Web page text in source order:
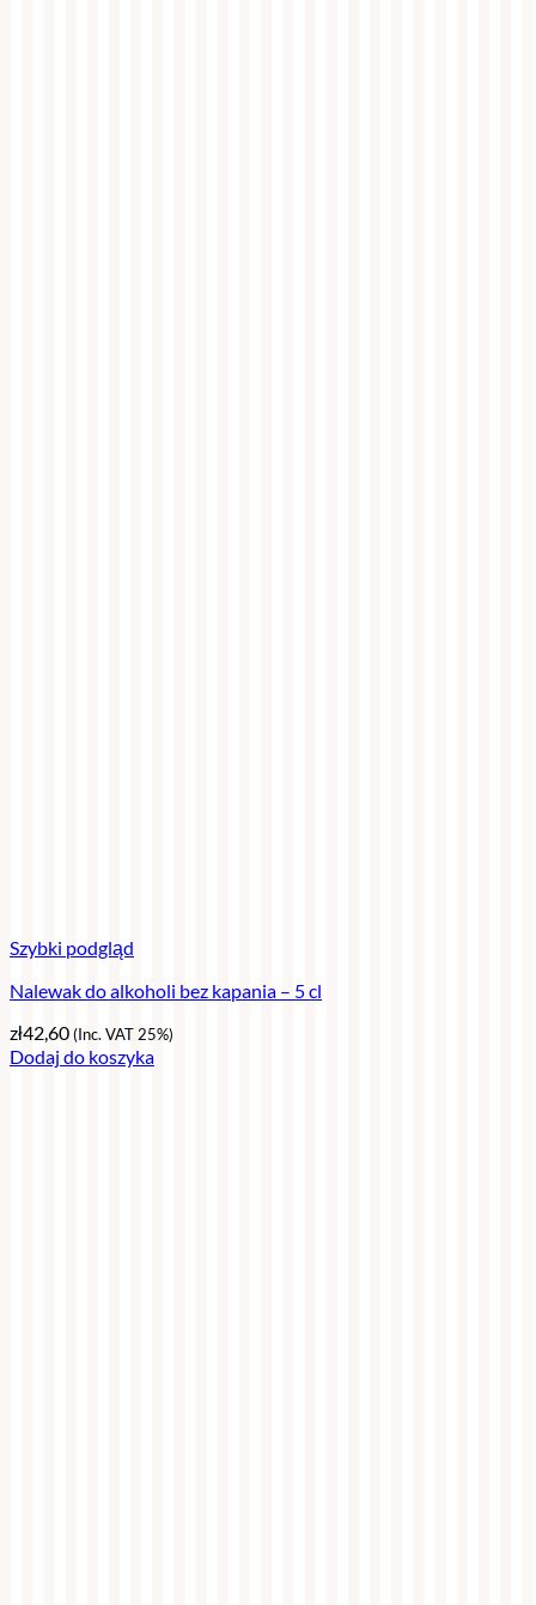
Szybki podgląd
Nalewak do alkoholi bez kapania – 5 cl
zł42,60(Inc. VAT 25%)
Dodaj do koszyka